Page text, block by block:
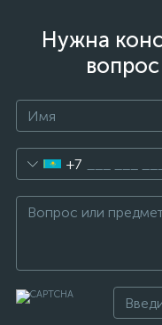
Нужна
+7